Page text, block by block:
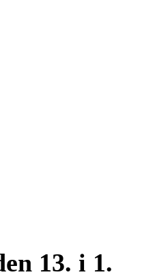
13. i 1.